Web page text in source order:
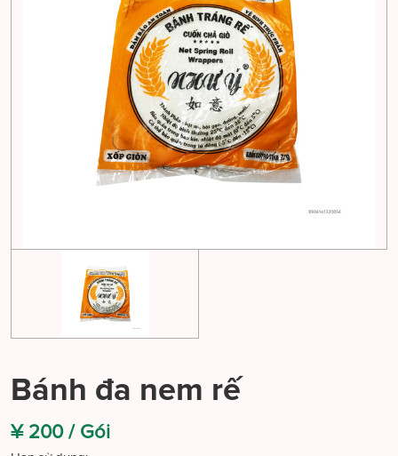
Bánh đa nem rế
¥ 200 / Gói